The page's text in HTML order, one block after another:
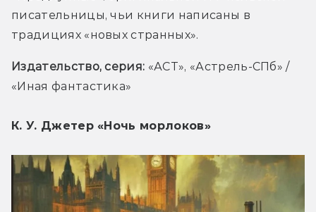
писательницы, чьи книги написаны в
традициях «новых странных».
Издательство, серия: «АСТ», «Астрель-СПб» /
«Иная фантастика»
К. У. Джетер «Ночь морлоков»